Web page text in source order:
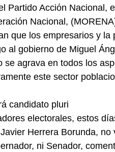
Partido Acción Nacional,
Nacional,
que los empresarios y
al gobierno de Miguel
se agrava en todos los
este sector
candidato pluri
electorales, estos
Herrera Borunda,
ni Senador,